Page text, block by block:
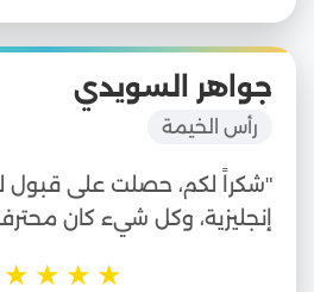
جواهر السويدي
رأس الخيمة
"شكراً لكم، حصلت على قبول
إنجليزية، وكل شيء كان
★
★
★
★